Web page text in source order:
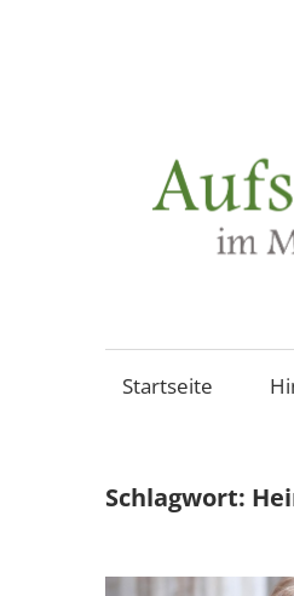
Private
Startseite
Schlagwort: